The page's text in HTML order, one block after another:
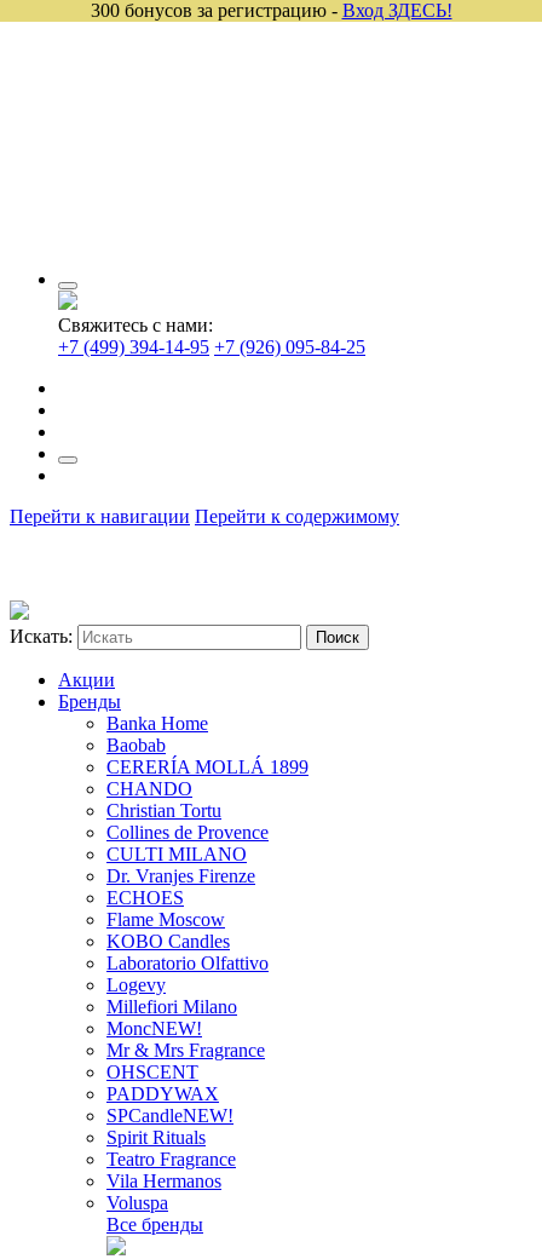
Свяжитесь с нами:
+7 (499) 394-14-95 +7 (926) 095-84-25
Перейти к навигации Перейти к содержимому
Искать:
Акции
Бренды
Banka Home
Baobab
CERERÍA MOLLÁ 1899
CHANDO
Christian Tortu
Collines de Provence
CULTI MILANO
Dr. Vranjes Firenze
ECHOES
Flame Moscow
KOBO Candles
Laboratorio Olfattivo
Logevy
Millefiori Milano
MoncNEW!
Mr & Mrs Fragrance
OHSCENT
PADDYWAX
SPCandleNEW!
Spirit Rituals
Teatro Fragrance
Vila Hermanos
Voluspa
Все бренды
300 бонусов за регистрацию - Вход ЗДЕСЬ!